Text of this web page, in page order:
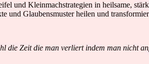
und Kleinmachstrategien in heilsame,
und Glaubensmuster heilen und
die Zeit die man verliert indem man nicht